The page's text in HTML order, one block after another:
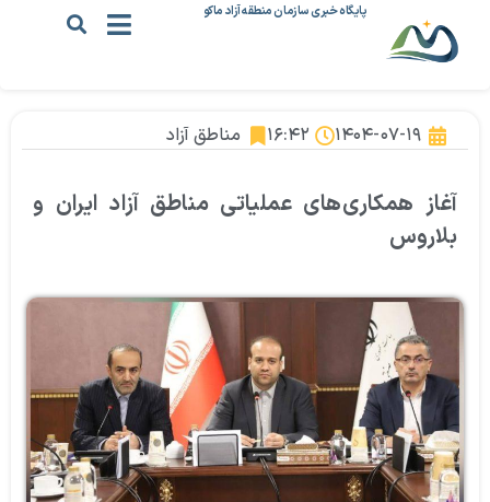
پایگاه خبری سازمان منطقه آزاد ماکو
۱۴۰۴-۰۷-۱۹ ۱۶:۴۲ مناطق آزاد
آغاز همکاری‌های عملیاتی مناطق آزاد ایران و
بلاروس